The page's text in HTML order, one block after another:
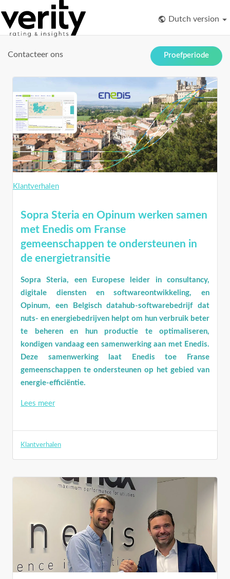
Dutch version
Contacteer ons Proefperiode
Klantverhalen
Sopra Steria en Opinum werken samen
met Enedis om Franse
gemeenschappen te ondersteunen in
de energietransitie
Sopra Steria, een Europese leider in consultancy,
digitale diensten en softwareontwikkeling, en
Opinum, een Belgisch datahub-softwarebedrijf dat
nuts- en energiebedrijven helpt om hun verbruik beter
te beheren en hun productie te optimaliseren,
kondigen vandaag een samenwerking aan met Enedis.
Deze samenwerking laat Enedis toe Franse
gemeenschappen te ondersteunen op het gebied van
energie-efficiëntie.
Lees meer
Klantverhalen